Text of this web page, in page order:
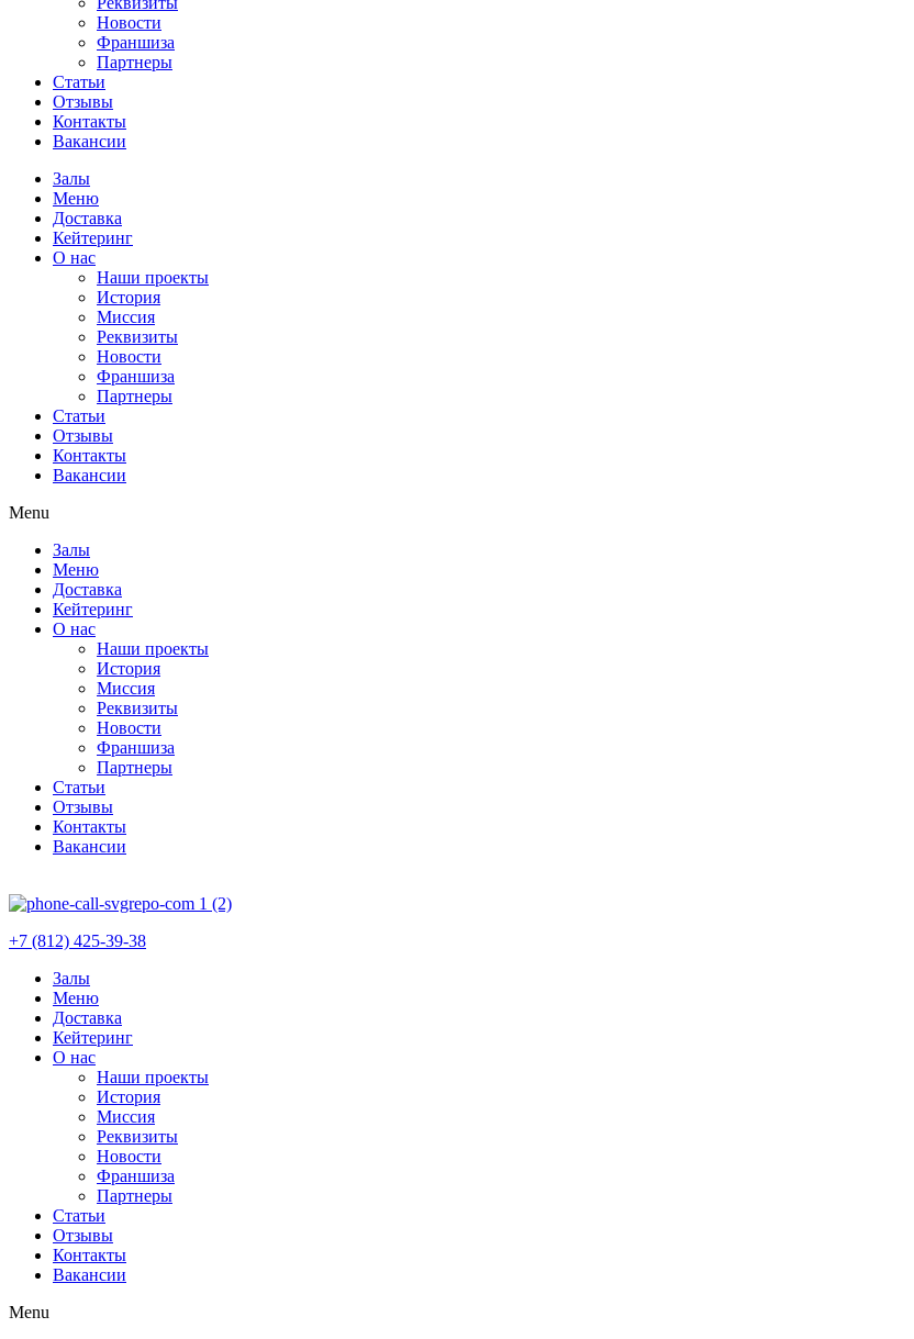
Новости
Франшиза
Партнеры
Статьи
Отзывы
Контакты
Вакансии
Залы
Меню
Доставка
Кейтеринг
О нас
Наши проекты
История
Миссия
Реквизиты
Новости
Франшиза
Партнеры
Статьи
Отзывы
Контакты
Вакансии
Menu
Залы
Меню
Доставка
Кейтеринг
О нас
Наши проекты
История
Миссия
Реквизиты
Новости
Франшиза
Партнеры
Статьи
Отзывы
Контакты
Вакансии
+7 (812) 425-39-38
Залы
Меню
Доставка
Кейтеринг
О нас
Наши проекты
История
Миссия
Реквизиты
Новости
Франшиза
Партнеры
Статьи
Отзывы
Контакты
Вакансии
Menu